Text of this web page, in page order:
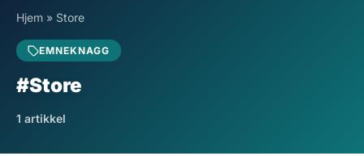
Hjem » Store
EMNEKNAGG
#Store
1 artikkel